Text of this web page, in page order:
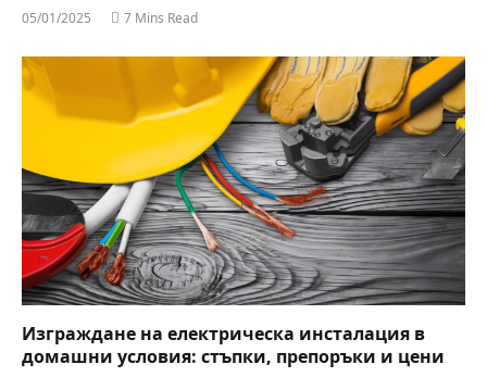
05/01/2025 7 Mins Read
Изграждане на електрическа инсталация в
домашни условия: стъпки, препоръки и цени